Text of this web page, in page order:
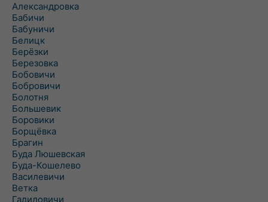
Александровка
Бабичи
Бабуничи
Белицк
Берёзки
Березовка
Бобовичи
Бобровичи
Болотня
Большевик
Боровики
Борщёвка
Брагин
Буда Люшевская
Буда-Кошелево
Василевичи
Ветка
Гадиловичи